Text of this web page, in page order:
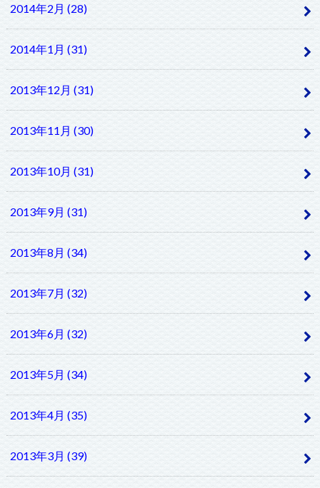
2014年2月 (28)
2014年1月 (31)
2013年12月 (31)
2013年11月 (30)
2013年10月 (31)
2013年9月 (31)
2013年8月 (34)
2013年7月 (32)
2013年6月 (32)
2013年5月 (34)
2013年4月 (35)
2013年3月 (39)